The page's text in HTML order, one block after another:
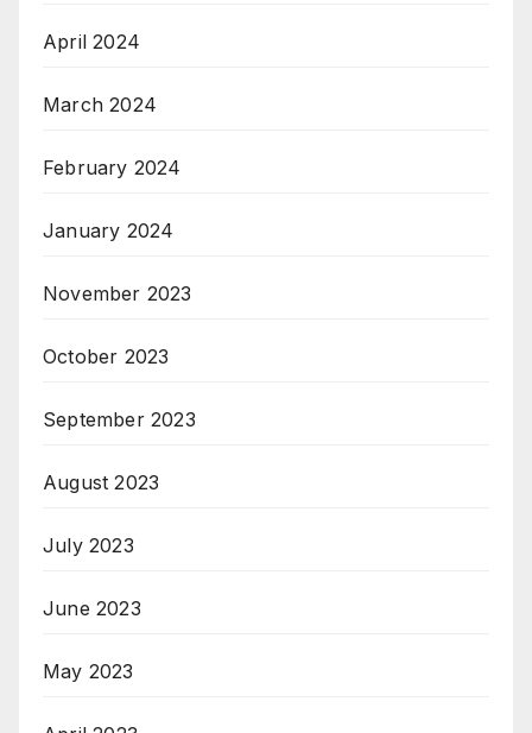
April 2024
March 2024
February 2024
January 2024
November 2023
October 2023
September 2023
August 2023
July 2023
June 2023
May 2023